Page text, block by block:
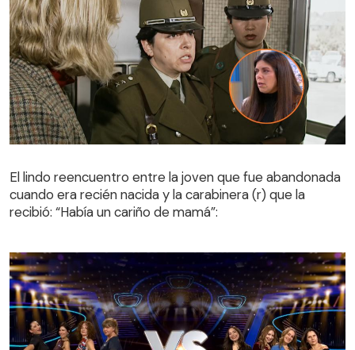
cuando era recién nacida y la carabinera (r) que la
recibió: “Había un cariño de mamá”:
El lindo reencuentro entre la joven que fue abandonada
cuando era recién nacida y la carabinera (r) que la
recibió: “Había un cariño de mamá”: